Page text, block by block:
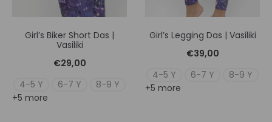
Girl’s Biker Short Das |
Vasiliki
€29,00
4-5 Y
6-7 Y
8-9 Y
+5 more
Girl’s Legging Das | Vasiliki
€39,00
4-5 Y
6-7 Y
8-9 Y
+5 more